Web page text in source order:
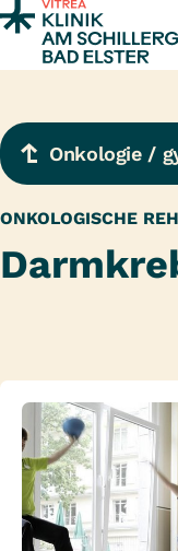
Zum Inhalt springen
Onkologie /
ONKOLOGISCHE